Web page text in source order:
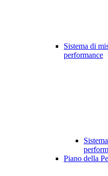
Sistema di
performance
Piano della